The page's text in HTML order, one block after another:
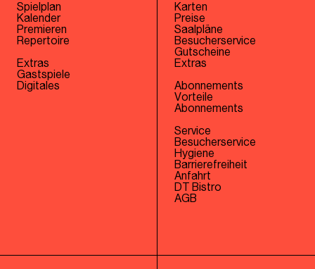
Spielplan
Kalender
Premieren
Repertoire
Extras
Gastspiele
Digitales
Karten
Preise
Saalpläne
Besucherservice
Gutscheine
Extras
Abonnements
Vorteile
Abonnements
Service
Besucherservice
Hygiene
Barrierefreiheit
Anfahrt
DT Bistro
AGB